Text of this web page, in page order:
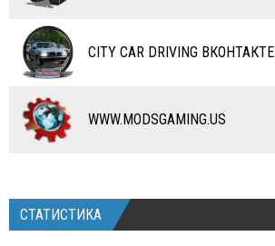
ЧИТЫ
ПРОГРАММЫ
РАЗНОЕ
CITY CAR DRIVING ВКОНТАКТЕ
WWW.MODSGAMING.US
СТАТИСТИКА